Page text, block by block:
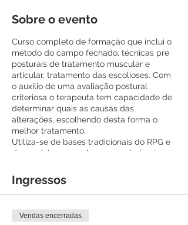
Sobre o evento
Curso completo de formação que inclui o
método do campo fechado, técnicas pré
posturais de tratamento muscular e
articular, tratamento das escolioses. Com
o auxilio de uma avaliação postural
criteriosa o terapeuta tem capacidade de
determinar quais as causas das
alterações, escolhendo desta forma o
melhor tratamento.
Utiliza-se de bases tradicionais do RPG e
das cadeias musculares associadas à
fisiológica muscular para tratamento de
alterações posturais e suas
consequências. Tendo como base o
conhecimento das cadeias musculares e
terapia manual, o profissional estará apto
Ingressos
Vendas encerradas